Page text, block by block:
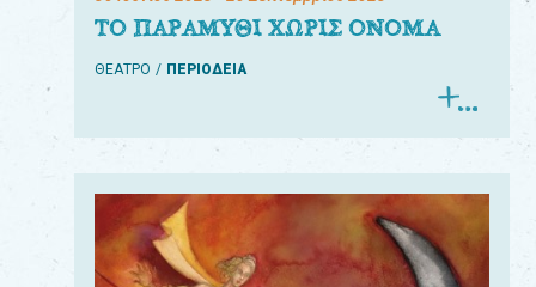
ΤΟ ΠΑΡΑΜΥΘΙ ΧΩΡΙΣ ΟΝΟΜΑ
ΘΕΑΤΡΟ ΠΕΡΙΟΔΕΙΑ